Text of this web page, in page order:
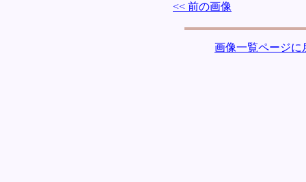
<< 前の画像
画像一覧ページに